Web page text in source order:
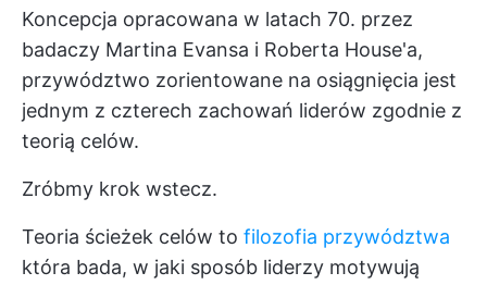
Koncepcja opracowana w latach 70. przez
badaczy Martina Evansa i Roberta House'a,
przywództwo zorientowane na osiągnięcia jest
jednym z czterech zachowań liderów zgodnie z
teorią celów.
Zróbmy krok wstecz.
Teoria ścieżek celów to filozofia przywództwa
która bada, w jaki sposób liderzy motywują